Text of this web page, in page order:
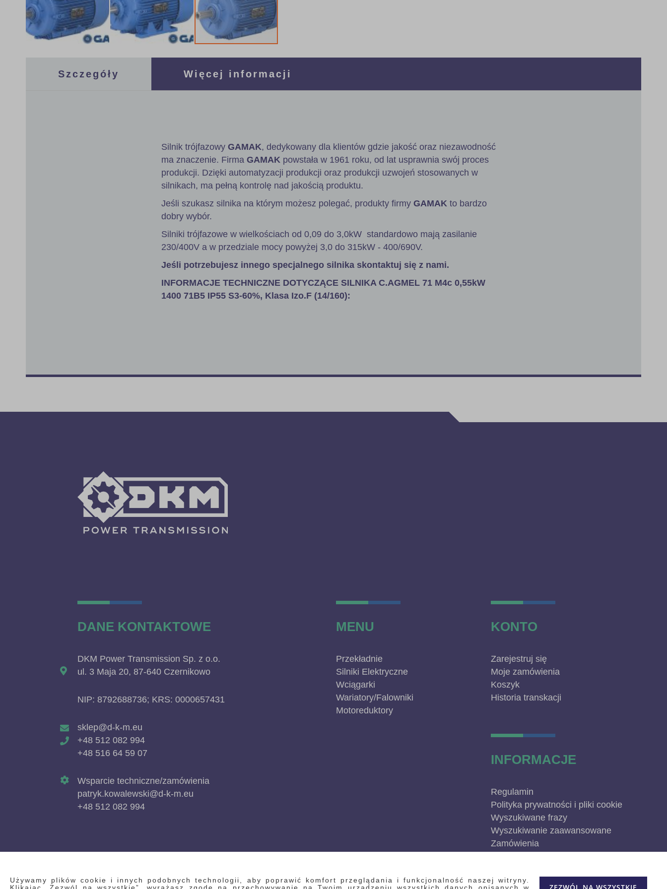
Używamy plików cookie i innych podobnych technologii, aby poprawić komfort przeglądania i funkcjonalność naszej witryny.
Szczegóły
Silnik trójfazowy GAMAK, dedykowany dla klientów gdzie jakość oraz niezawodność
ma znaczenie. Firma GAMAK powstała w 1961 roku, od lat usprawnia swój proces
produkcji. Dzięki automatyzacji produkcji oraz produkcji uzwojeń stosowanych w
silnikach, ma pełną kontrolę nad jakością produktu.
Jeśli szukasz silnika na którym możesz polegać, produkty firmy GAMAK to bardzo
dobry wybór.
Silniki trójfazowe w wielkościach od 0,09 do 3,0kW standardowo mają zasilanie
230/400V a w przedziale mocy powyżej 3,0 do 315kW - 400/690V.
Jeśli potrzebujesz innego specjalnego silnika skontaktuj się z nami.
INFORMACJE TECHNICZNE DOTYCZĄCE SILNIKA C.AGMEL 71 M4c 0,55kW
1400 71B5 IP55 S3-60%, Klasa Izo.F (14/160):
Więcej informacji
DANE KONTAKTOWE
DKM Power Transmission Sp. z o.o.
ul. 3 Maja 20, 87-640 Czernikowo
NIP: 8792688736; KRS: 0000657431
sklep@d-k-m.eu
+48 512 082 994
+48 516 64 59 07
Wsparcie techniczne/zamówienia
patryk.kowalewski@d-k-m.eu
+48 512 082 994
MENU
Przekładnie
Silniki Elektryczne
Wciągarki
Wariatory/Falowniki
Motoreduktory
KONTO
Zarejestruj się
Moje zamówienia
Koszyk
Historia transkacji
INFORMACJE
Regulamin
Polityka prywatności i pliki cookie
Wyszukiwane frazy
Wyszukiwanie zaawansowane
Zamówienia
Blog